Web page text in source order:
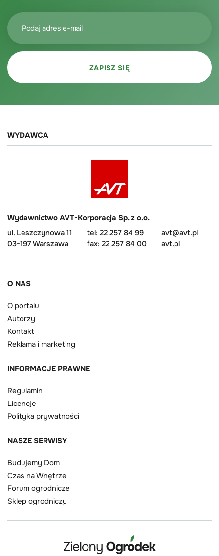
WYDAWCA
Wydawnictwo AVT-Korporacja Sp. z o.o.
ul. Leszczynowa 11
03-197 Warszawa
tel: 22 257 84 99
fax: 22 257 84 00
avt@avt.pl
avt.pl
O NAS
O portalu
Autorzy
Kontakt
Reklama i marketing
INFORMACJE PRAWNE
Regulamin
Licencje
Polityka prywatności
NASZE SERWISY
Budujemy Dom
Czas na Wnętrze
Forum ogrodnicze
Sklep ogrodniczy